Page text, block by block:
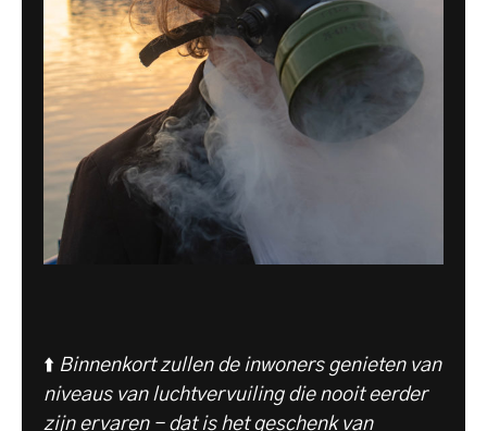
⬆️ Binnenkort zullen de inwoners genieten van
niveaus van luchtvervuiling die nooit eerder
zijn ervaren - dat is het geschenk van